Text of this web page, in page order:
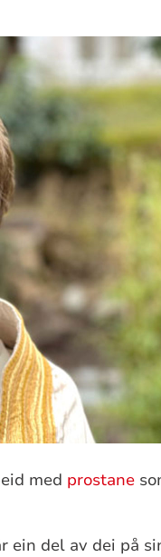
med prostane
ein del av dei på